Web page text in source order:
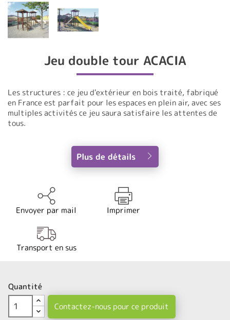
Jeu double tour ACACIA
Les structures : ce jeu d'extérieur en bois traité, fabriqué
en France est parfait pour les espaces en plein air, avec ses
multiples activités ce jeu saura satisfaire les attentes de
tous.
Plus de détails
Envoyer par mail Imprimer
Transport en sus
Quantité
Contactez-nous pour ce produit